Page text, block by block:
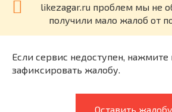
likezagar.ru проблем мы не
получили мало жалоб от
Если сервис недоступен, нажмите
зафиксировать жалобу.
Оставить жалобу